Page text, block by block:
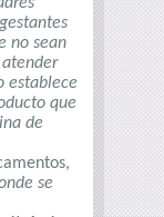
no sean
atender
establece
que
de
se